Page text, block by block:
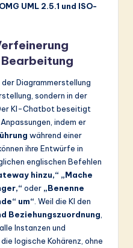
OMG UML 2.5.1 und ISO-
Diagrammerstellung
sondern in der
KI-Chatbot beseitigt
indem er
während einer
ihre Entwürfe in
englischen Befehlen
hinzu,“ „Mache
oder „Benenne
um“ . Weil die KI den
Beziehungszuordnung
Instanzen und
logische Kohärenz, ohne